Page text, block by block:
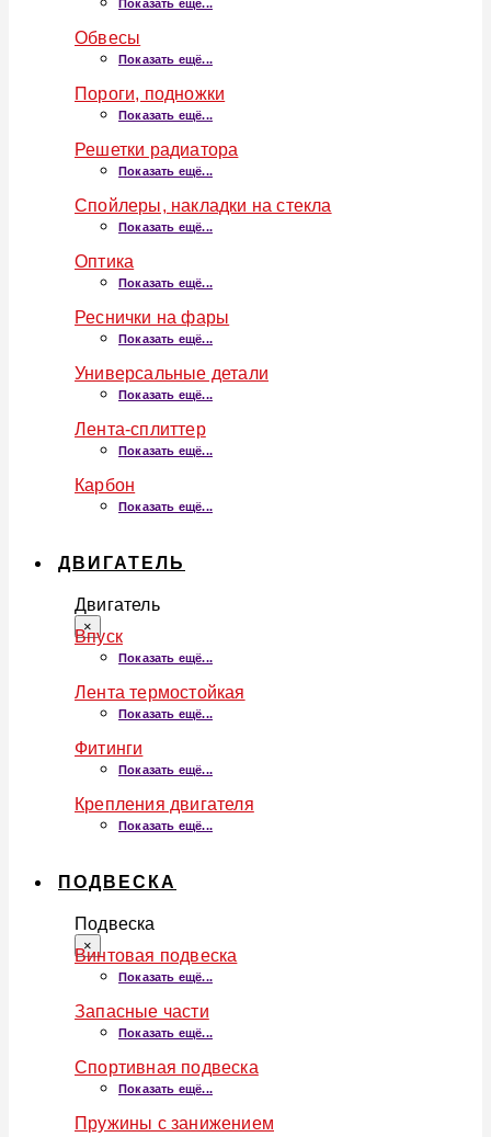
Показать ещё...
Обвесы
Показать ещё...
Пороги, подножки
Показать ещё...
Решетки радиатора
Показать ещё...
Спойлеры, накладки на стекла
Показать ещё...
Оптика
Показать ещё...
Реснички на фары
Показать ещё...
Универсальные детали
Показать ещё...
Лента-сплиттер
Показать ещё...
Карбон
Показать ещё...
ДВИГАТЕЛЬ
Двигатель
×
Впуск
Показать ещё...
Лента термостойкая
Показать ещё...
Фитинги
Показать ещё...
Крепления двигателя
Показать ещё...
ПОДВЕСКА
Подвеска
×
Винтовая подвеска
Показать ещё...
Запасные части
Показать ещё...
Спортивная подвеска
Показать ещё...
Пружины с занижением